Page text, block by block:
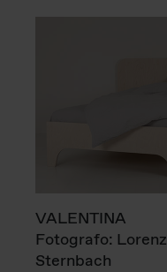
VALENTINA
Fotografo: Lorenz
Sternbach